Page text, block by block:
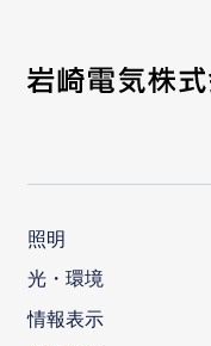
照明
光・環境
情報表示